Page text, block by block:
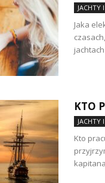
JACHTY
Jaka
KTO
JACHTY
Kto